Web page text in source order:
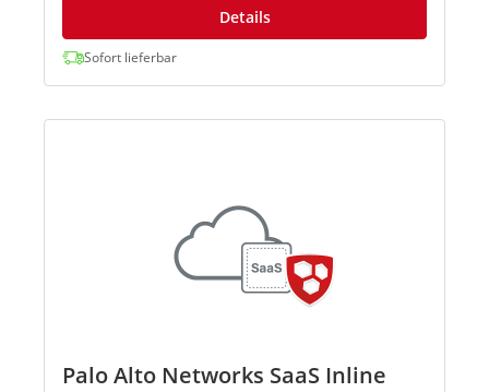
Details
Sofort lieferbar
Palo Alto Networks SaaS Inline